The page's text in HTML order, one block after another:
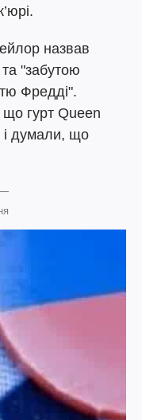
назвав
"забутою
Фредді".
що гурт Queen
і думали, що